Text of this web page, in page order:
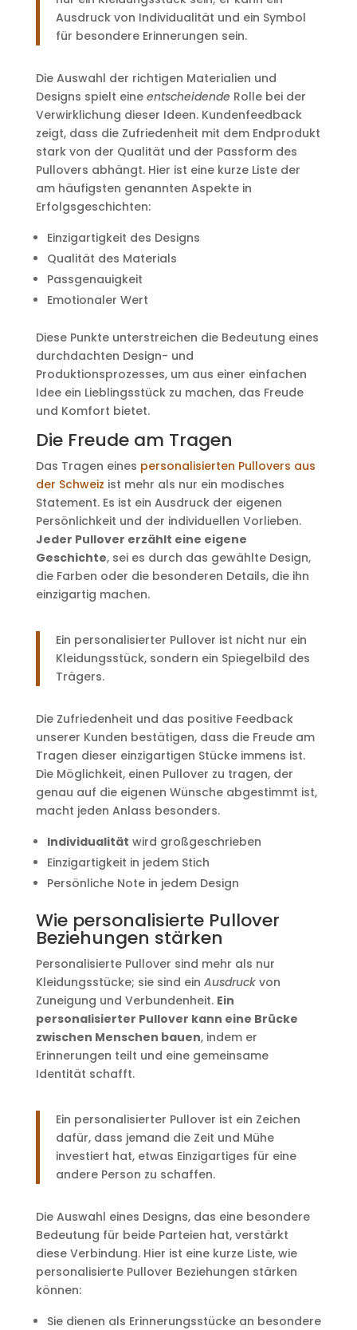
Ausdruck von Individualität und ein Symbol
für besondere Erinnerungen sein.
Die Auswahl der richtigen Materialien und
Designs spielt eine entscheidende Rolle bei der
Verwirklichung dieser Ideen. Kundenfeedback
zeigt, dass die Zufriedenheit mit dem Endprodukt
stark von der Qualität und der Passform des
Pullovers abhängt. Hier ist eine kurze Liste der
am häufigsten genannten Aspekte in
Erfolgsgeschichten:
Einzigartigkeit des Designs
Qualität des Materials
Passgenauigkeit
Emotionaler Wert
Diese Punkte unterstreichen die Bedeutung eines
durchdachten Design- und
Produktionsprozesses, um aus einer einfachen
Idee ein Lieblingsstück zu machen, das Freude
und Komfort bietet.
Die Freude am Tragen
Das Tragen eines personalisierten Pullovers aus
der Schweiz ist mehr als nur ein modisches
Statement. Es ist ein Ausdruck der eigenen
Persönlichkeit und der individuellen Vorlieben.
Jeder Pullover erzählt eine eigene
Geschichte, sei es durch das gewählte Design,
die Farben oder die besonderen Details, die ihn
einzigartig machen.
Ein personalisierter Pullover ist nicht nur ein
Kleidungsstück, sondern ein Spiegelbild des
Trägers.
Die Zufriedenheit und das positive Feedback
unserer Kunden bestätigen, dass die Freude am
Tragen dieser einzigartigen Stücke immens ist.
Die Möglichkeit, einen Pullover zu tragen, der
genau auf die eigenen Wünsche abgestimmt ist,
macht jeden Anlass besonders.
Individualität wird großgeschrieben
Einzigartigkeit in jedem Stich
Persönliche Note in jedem Design
Wie personalisierte Pullover
Beziehungen stärken
Personalisierte Pullover sind mehr als nur
Kleidungsstücke; sie sind ein Ausdruckvon
Zuneigung und Verbundenheit. Ein
personalisierter Pullover kann eine Brücke
zwischen Menschen bauen, indem er
Erinnerungen teilt und eine gemeinsame
Identität schafft.
Ein personalisierter Pullover ist ein Zeichen
dafür, dass jemand die Zeit und Mühe
investiert hat, etwas Einzigartiges für eine
andere Person zu schaffen.
Die Auswahl eines Designs, das eine besondere
Bedeutung für beide Parteien hat, verstärkt
diese Verbindung. Hier ist eine kurze Liste, wie
personalisierte Pullover Beziehungen stärken
können:
Sie dienen als Erinnerungsstücke an besondere